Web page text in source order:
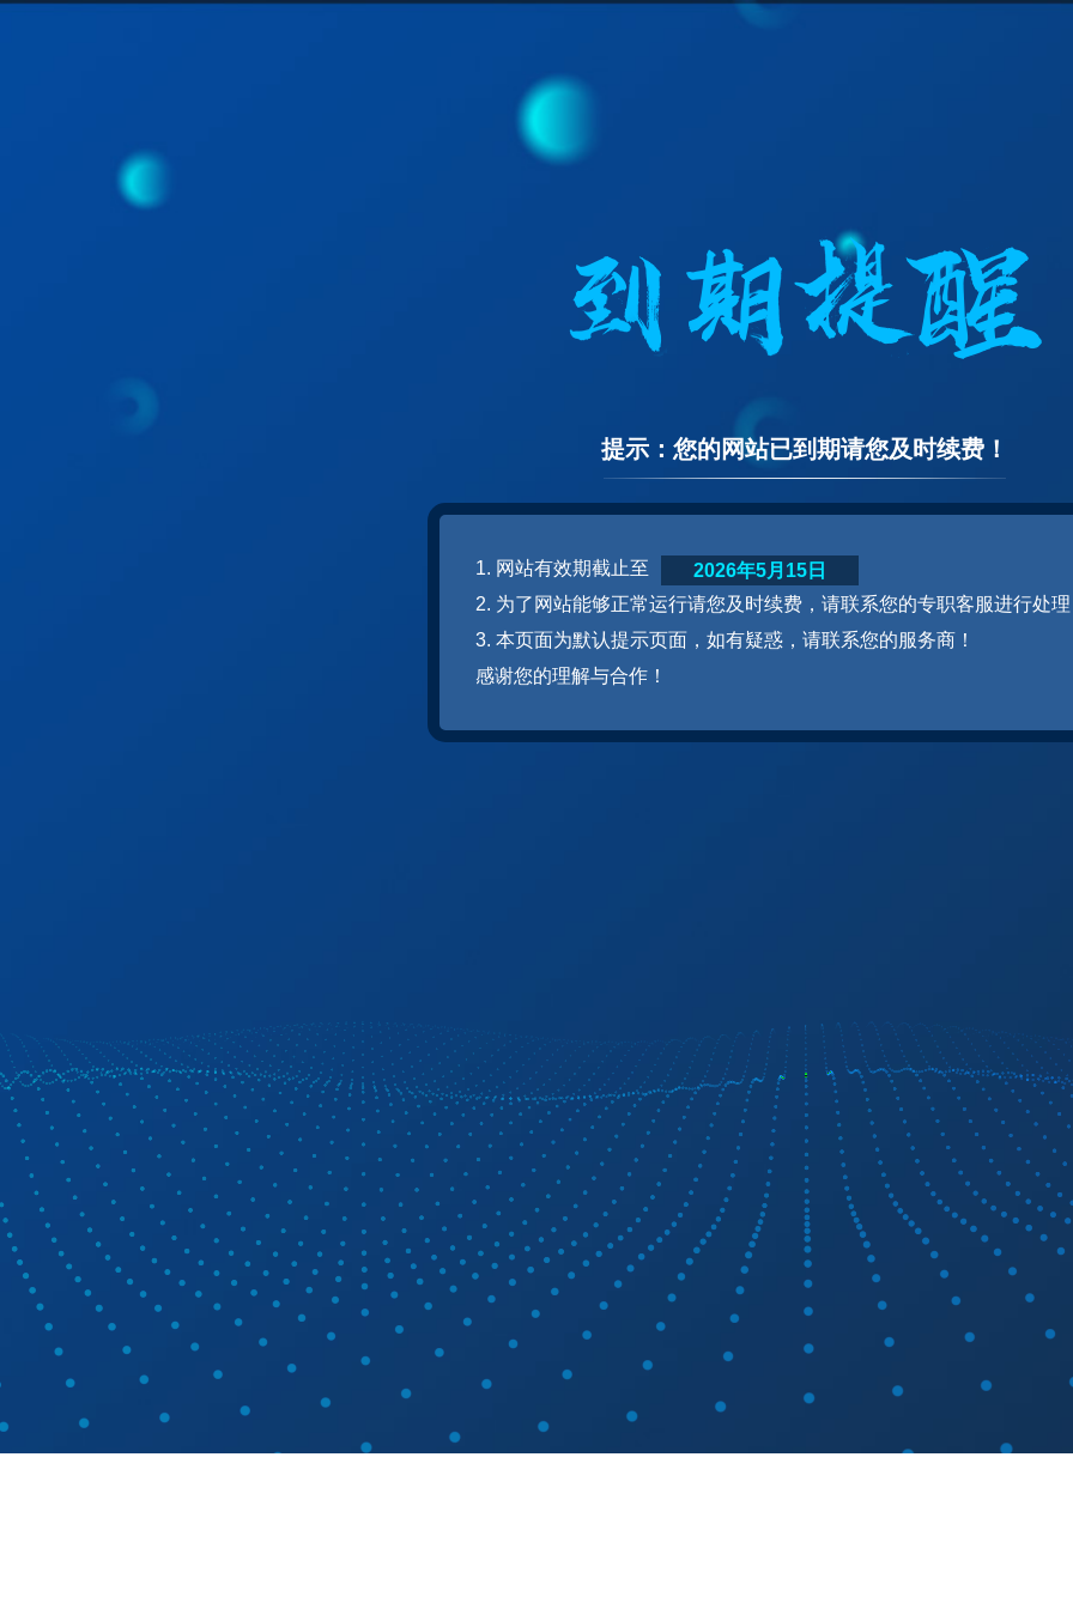
提示：您的网站已到期请您及时续费！
1. 网站有效期截止至
2. 为了网站能够正常运行请您及时续费，请联系您的专职客服进行处
3. 本页面为默认提示页面，如有疑惑，请联系您的服务商！
感谢您的理解与合作！
2026年5月15日